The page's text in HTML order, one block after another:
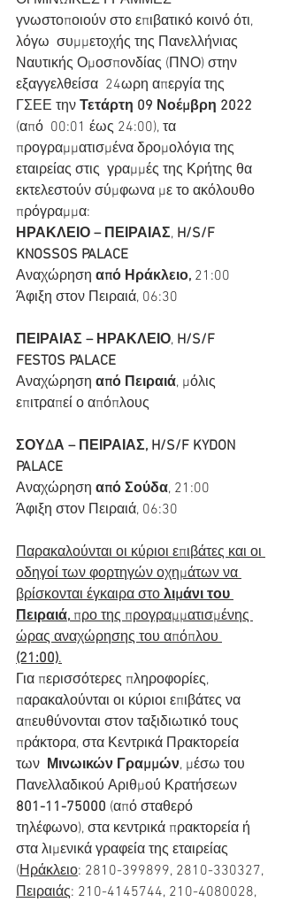
γνωστοποιούν στο επιβατικό κοινό ότι,
λόγω  συμμετοχής της Πανελλήνιας
Ναυτικής Ομοσπονδίας (ΠΝΟ) στην
εξαγγελθείσα  24ωρη απεργία της
ΓΣΕΕ την Τετάρτη 09 Νοέμβρη 2022
(από  00:01 έως 24:00), τα
προγραμματισμένα δρομολόγια της
εταιρείας στις  γραμμές της Κρήτης θα
εκτελεστούν σύμφωνα με το ακόλουθο
πρόγραμμα:
ΗΡΑΚΛΕΙΟ – ΠΕΙΡΑΙΑΣ, H/S/F
KNOSSOS PALACE
Αναχώρηση από Ηράκλειο, 21:00
Άφιξη στον Πειραιά, 06:30
ΠΕΙΡΑΙΑΣ – ΗΡΑΚΛΕΙΟ, H/S/F
FESTOS PALACE
Αναχώρηση από Πειραιά, μόλις
επιτραπεί ο απόπλους
ΣΟΥΔΑ – ΠΕΙΡΑΙΑΣ, H/S/F KYDON
PALACE
Αναχώρηση από Σούδα, 21:00
Άφιξη στον Πειραιά, 06:30
Παρακαλούνται οι κύριοι επιβάτες και οι
οδηγοί των φορτηγών οχημάτων να
βρίσκονται έγκαιρα στο λιμάνι του
Πειραιά, προ της προγραμματισμένης
ώρας αναχώρησης του απόπλου
(21:00).
Για περισσότερες πληροφορίες,
παρακαλούνται οι κύριοι επιβάτες να
απευθύνονται στον ταξιδιωτικό τους
πράκτορα, στα Κεντρικά Πρακτορεία
των Μινωικών Γραμμών, μέσω του
Πανελλαδικού Αριθμού Κρατήσεων
801-11-75000 (από σταθερό
τηλέφωνο), στα κεντρικά πρακτορεία ή
στα λιμενικά γραφεία της εταιρείας
(Ηράκλειο: 2810-399899, 2810-330327,
Πειραιάς: 210-4145744, 210-4080028,